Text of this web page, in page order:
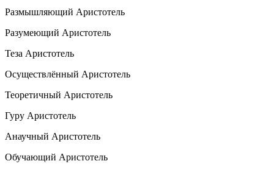
Размышляющий Аристотель
Разумеющий Аристотель
Теза Аристотель
Осуществлённый Аристотель
Теоретичный Аристотель
Гуру Аристотель
Анаучный Аристотель
Обучающий Аристотель